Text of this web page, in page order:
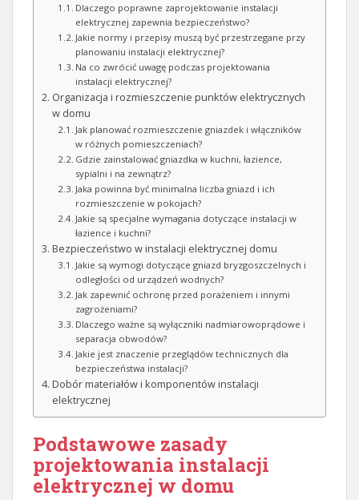
Dlaczego poprawne zaprojektowanie instalacji
elektrycznej zapewnia bezpieczeństwo?
Jakie normy i przepisy muszą być przestrzegane przy
planowaniu instalacji elektrycznej?
Na co zwrócić uwagę podczas projektowania
instalacji elektrycznej?
Organizacja i rozmieszczenie punktów elektrycznych
w domu
Jak planować rozmieszczenie gniazdek i włączników
w różnych pomieszczeniach?
Gdzie zainstalować gniazdka w kuchni, łazience,
sypialni i na zewnątrz?
Jaka powinna być minimalna liczba gniazd i ich
rozmieszczenie w pokojach?
Jakie są specjalne wymagania dotyczące instalacji w
łazience i kuchni?
Bezpieczeństwo w instalacji elektrycznej domu
Jakie są wymogi dotyczące gniazd bryzgoszczelnych i
odległości od urządzeń wodnych?
Jak zapewnić ochronę przed porażeniem i innymi
zagrożeniami?
Dlaczego ważne są wyłączniki nadmiarowoprądowe i
separacja obwodów?
Jakie jest znaczenie przeglądów technicznych dla
bezpieczeństwa instalacji?
Dobór materiałów i komponentów instalacji
elektrycznej
Podstawowe zasady
projektowania instalacji
elektrycznej w domu